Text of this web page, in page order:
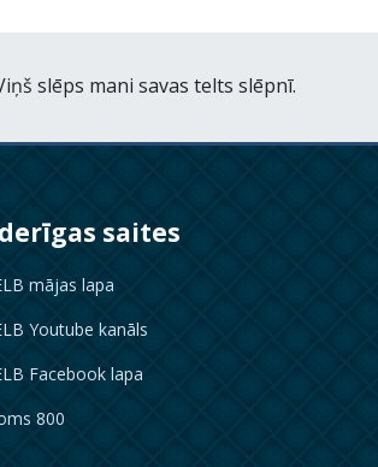
slēps mani savas telts slēpnī.
saites
mājas lapa
Youtube kanāls
Facebook lapa
800